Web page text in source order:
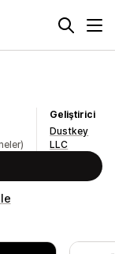
Geliştirici
Dustkey
LLC